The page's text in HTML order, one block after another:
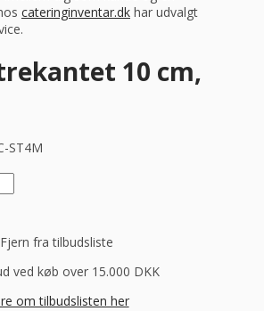
cateringinventar.dk har udvalgt
10 cm,
ST4M
Fjern fra tilbudsliste
ved køb over 15.000 DKK
om tilbudslisten her